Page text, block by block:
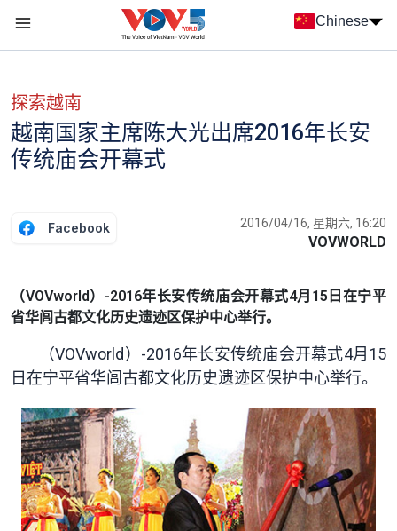
Chinese
探索越南
越南国家主席陈大光出席2016年长安
传统庙会开幕式
Facebook 2016/04/16, 星期六, 16:20
VOVWORLD
（VOVworld）-2016年长安传统庙会开幕式4月15日在宁平
省华闾古都文化历史遗迹区保护中心举行。
（VOVworld）-2016年长安传统庙会开幕式4月15
日在宁平省华闾古都文化历史遗迹区保护中心举行。